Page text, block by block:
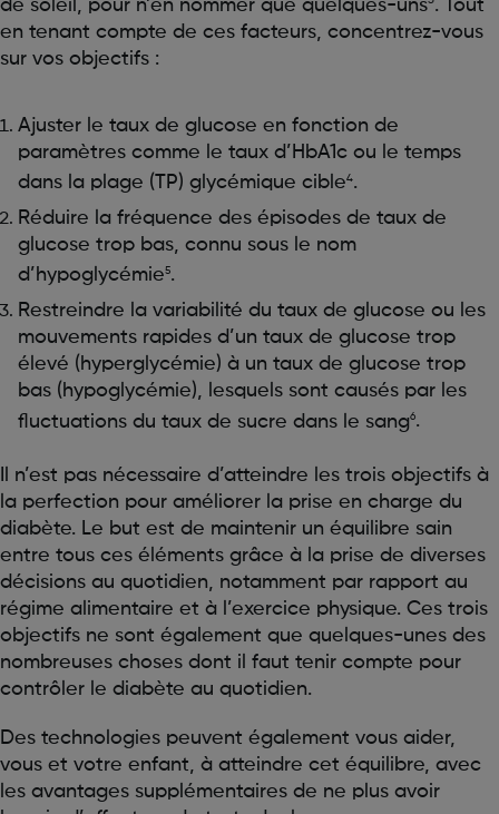
de soleil, pour n’en nommer que quelques-uns . Tout
en tenant compte de ces facteurs, concentrez-vous
sur vos objectifs :
Ajuster le taux de glucose en fonction de
paramètres comme le taux d’HbA1c ou le temps
dans la plage (TP) glycémique cible4.
Réduire la fréquence des épisodes de taux de
glucose trop bas, connu sous le nom
d’hypoglycémie5.
Restreindre la variabilité du taux de glucose ou les
mouvements rapides d’un taux de glucose trop
élevé (hyperglycémie) à un taux de glucose trop
bas (hypoglycémie), lesquels sont causés par les
fluctuations du taux de sucre dans le sang6.
Il n’est pas nécessaire d’atteindre les trois objectifs à
la perfection pour améliorer la prise en charge du
diabète. Le but est de maintenir un équilibre sain
entre tous ces éléments grâce à la prise de diverses
décisions au quotidien, notamment par rapport au
régime alimentaire et à l’exercice physique. Ces trois
objectifs ne sont également que quelques-unes des
nombreuses choses dont il faut tenir compte pour
contrôler le diabète au quotidien.
Des technologies peuvent également vous aider,
vous et votre enfant, à atteindre cet équilibre, avec
les avantages supplémentaires de ne plus avoir